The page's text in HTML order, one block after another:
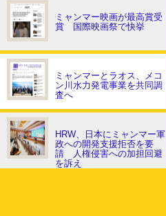
ミャンマー映画が最高賞受
賞 国際映画祭で快挙
ミャンマーとラオス、メコ
ン川水力発電事業を共同調
査へ
HRW、日本にミャンマー軍
政への開発支援拒否を要
請 人権侵害への加担回避
を訴え